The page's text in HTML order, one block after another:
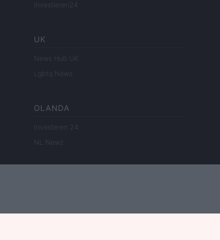
Investieren24
UK
News Hub UK
Lgbtq News
OLANDA
Investeren 24
NL Newz